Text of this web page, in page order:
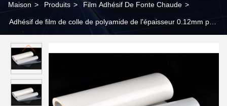
Maison > Produits > Film Adhésif De Fonte Chaude >
Adhésif de film de colle de polyamide de l'épaisseur 0.12mm pour